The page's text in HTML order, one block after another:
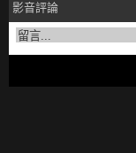
影音評論